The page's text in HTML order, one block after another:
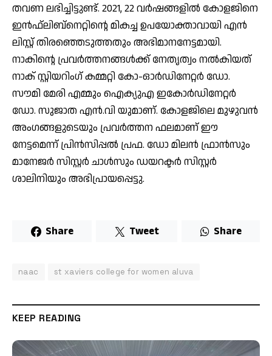
തവണ ലഭിച്ചിട്ടുണ്ട്. 2021, 22 വര്‍ഷങ്ങളില്‍ കോളജിനെ
ഇന്‍ഫ്‌ലിബ്‌നെറ്റിന്റെ മികച്ച ഉപയോക്താവായി എന്‍
ലിസ്റ്റ് തിരഞ്ഞെടുത്തതും അഭിമാനനേട്ടമായി.
നാകിന്റെ പ്രവര്‍ത്തനങ്ങള്‍ക്ക് നേതൃത്വം നല്‍കിയത്
നാക് സ്റ്റിയറിംഗ് കമ്മറ്റി കോ-ഓര്‍ഡിനേറ്റര്‍ ഡോ.
സൗമി മേരി എമ്മും ഐക്യുഎ ഇകോര്‍ഡിനേറ്റര്‍
ഡോ. സുജാത എന്‍.വി യുമാണ്. കോളജിലെ മുഴുവന്‍
അംഗങ്ങളുടെയും പ്രവര്‍ത്തന ഫലമാണ് ഈ
നേട്ടമെന്ന് പ്രിന്‍സിപ്പല്‍ പ്രഫ. ഡോ മിലന്‍ ഫ്രാന്‍സും
മാനേജര്‍ സിസ്റ്റര്‍ ചാള്‍സും ഡയറക്ടര്‍ സിസ്റ്റര്‍
ശാലിനിയും അഭിപ്രായപ്പെട്ടു.
Share Tweet Share
naac st xaviers college for women aluva
KEEP READING